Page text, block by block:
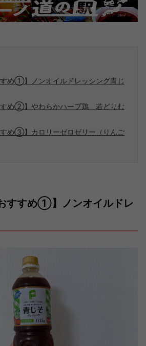
すめ①】ノンオイルドレッシング青じ
すめ②】やわらかハーブ鶏 若どりむ
すめ③】カロリーゼロゼリー（りんご
すすめ①】ノンオイルドレ